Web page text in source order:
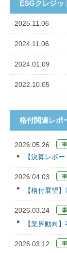
ESGクレジッ
2025.11.06
2024.11.06
2024.01.09
2022.10.05
格付関連レポ
2026.05.26
【決算レポ
2026.04.03
【格付展望
2026.03.24
【業界動向
2026.03.12